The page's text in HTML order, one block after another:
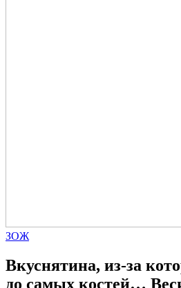
ЗОЖ
Вкуснятина, из-за
до самых костей…